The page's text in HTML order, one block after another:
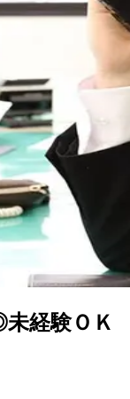
経験ＯＫ